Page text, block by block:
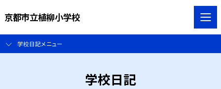
京都市立植柳小学校
学校日記メニュー
学校日記